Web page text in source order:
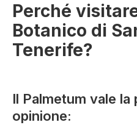
Perché
Botanico di
Tenerife?
Il Palmetum vale la
opinione: